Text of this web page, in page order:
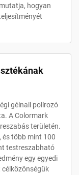
hogyan
gélnail polírozó
A Colormark
területén.
és több mint 100
testreszabható
egy egyedi
célközönségük